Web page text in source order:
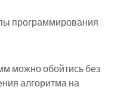
программирования
можно обойтись без
алгоритма на